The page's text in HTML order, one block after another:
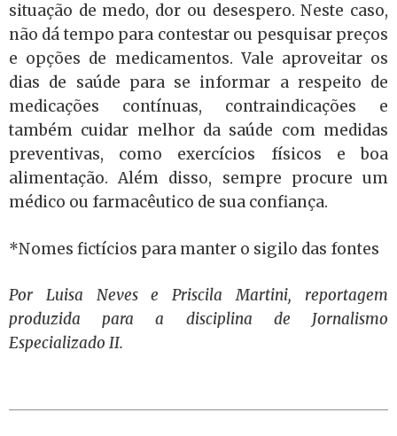
situação de medo, dor ou desespero. Neste caso,
não dá tempo para contestar ou pesquisar preços
e opções de medicamentos. Vale aproveitar os
dias de saúde para se informar a respeito de
medicações contínuas, contraindicações e
também cuidar melhor da saúde com medidas
preventivas, como exercícios físicos e boa
alimentação. Além disso, sempre procure um
médico ou farmacêutico de sua confiança.
*Nomes fictícios para manter o sigilo das fontes
Por Luisa Neves e Priscila Martini, reportagem
produzida para a disciplina de Jornalismo
Especializado II.